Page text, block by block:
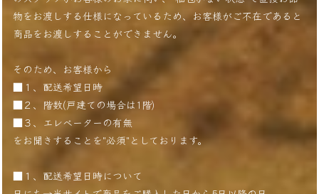
物をお渡しする仕様になっているため、お客様がご不在であると
商品をお渡しすることができません。
そのため、お客様から
■１、配送希望日時
■２、階数(戸建ての場合は1階)
■３、エレベーターの有無
をお聞きすることを"必須"としております。
■１、配送希望日時について